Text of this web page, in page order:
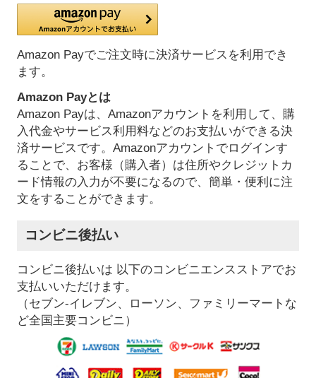
Amazon Payでご注文時に決済サービスを利用でき
ます。
Amazon Payとは
Amazon Payは、Amazonアカウントを利用して、購
入代金やサービス利用料などのお支払いができる決
済サービスです。Amazonアカウントでログインす
ることで、お客様（購入者）は住所やクレジットカ
ード情報の入力が不要になるので、簡単・便利に注
文をすることができます。
コンビニ後払い
コンビニ後払いは 以下のコンビニエンスストアでお
支払いいただけます。
（セブン-イレブン、ローソン、ファミリーマートな
ど全国主要コンビニ）